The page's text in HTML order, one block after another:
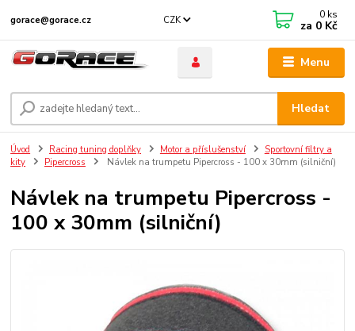
Menu
CZK
Hledat
gorace@gorace.cz 0 ks
za 0 Kč
Úvod Racing tuning doplňky Motor a příslušenství
Sportovní filtry a
kity
Pipercross Návlek na trumpetu Pipercross - 100 x 30mm (silniční)
Návlek na trumpetu Pipercross -
100 x 30mm (silniční)